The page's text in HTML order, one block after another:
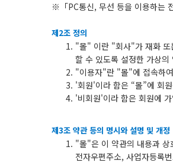
※「PC통신, 무선 등을 이용하는
제2조 정의
"몰" 이란 "회사"가 재화 또
할 수 있도록 설정한 가상
"이용자"란 "몰"에 접속하
'회원'이라 함은 “몰”에 회
'비회원'이라 함은 회원에
제3조 약관 등의 명시와 설명 및 개정
"몰"은 이 약관의 내용과 상
전자우편주소, 사업자등록